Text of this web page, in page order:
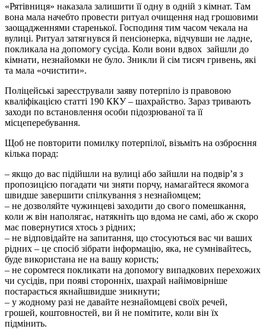
«Рятівниця» наказала залишити її одну в одній з кімнат. Там
вона мала начебто провести ритуал очищення над грошовими
заощадженнями старенької. Господиня тим часом чекала на
вулиці. Ритуал затягнувся й пенсіонерка, відчувши не ладне,
покликала на допомогу сусіда. Коли вони вдвох зайшли до
кімнати, незнайомки не було. Зникли й сім тисяч гривень, які
та мала «очистити».
Поліцейські зареєстрували заяву потерпіло із правовою
кваліфікацією статті 190 ККУ – шахрайство. Зараз тривають
заходи по встановлення особи підозрюваної та її
місцеперебування.
Щоб не повторити помилку потерпілої, візьміть на озброєння
кілька порад:
– якщо до вас підійшли на вулиці або зайшли на подвір’я з
пропозицією погадати чи зняти порчу, намагайтеся якомога
швидше завершити спілкування з незнайомцем;
– не дозволяйте чужинцеві заходити до свого помешкання,
коли ж він наполягає, натякніть що вдома не самі, або ж скоро
має повернутися хтось з рідних;
– не відповідайте на запитання, що стосуються вас чи ваших
рідних – це спосіб зібрати інформацію, яка, не сумнівайтесь,
буде використана не на вашу користь;
– не соромтеся покликати на допомогу випадкових перехожих
чи сусідів, при появі сторонніх, шахрай найімовірніше
постарається якнайшвидше зникнути;
– у жодному разі не давайте незнайомцеві своїх речей,
грошей, коштовностей, ви й не помітите, коли він їх
підмінить.